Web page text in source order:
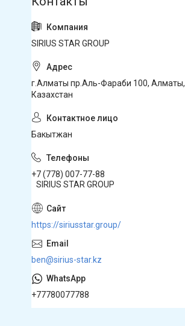
SIRIUS STAR GROUP
г.Алматы пр.Аль-Фараби 100, Алматы,
Казахстан
Бакытжан
+7 (778) 007-77-88
SIRIUS STAR GROUP
https://siriusstar.group/
ben@sirius-star.kz
+77780077788